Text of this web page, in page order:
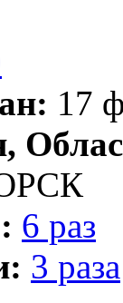
17
6 раз
3 раза